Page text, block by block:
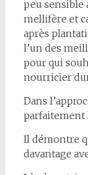
peu sensible
mellifère et
après
l’un des
pour qui
nourricier
Dans
parfaitement
Il démontre
davantage